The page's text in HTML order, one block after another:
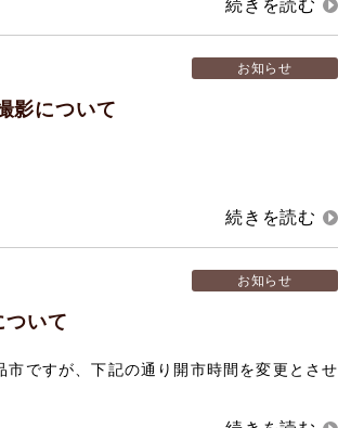
お知らせ
影について
お知らせ
ついて
ですが、下記の通り開市時間を変更とさせ